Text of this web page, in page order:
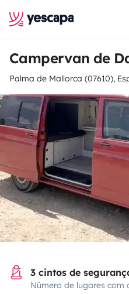
Campervan de
Palma de Mallorca (07610),
3 cintos de
Número de lugares com